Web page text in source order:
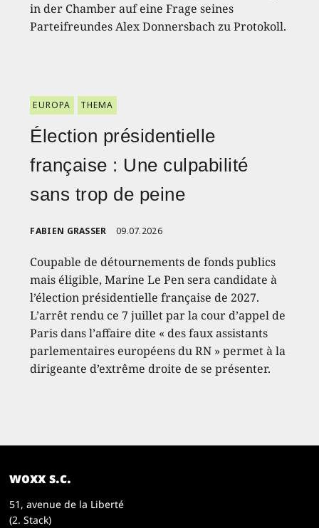
in der Chamber auf eine Frage seines
Parteifreundes Alex Donnersbach zu Protokoll.
EUROPA THEMA
Élection présidentielle
française : Une culpabilité
sans trop de peine
FABIEN GRASSER 09.07.2026
Coupable de détournements de fonds publics
mais éligible, Marine Le Pen sera candidate à
l’élection présidentielle française de 2027.
L’arrêt rendu ce 7 juillet par la cour d’appel de
Paris dans l’affaire dite « des faux assistants
parlementaires européens du RN » permet à la
dirigeante d’extrême droite de se présenter.
woxx s.c.
51, avenue de la Liberté
(2. Stack)